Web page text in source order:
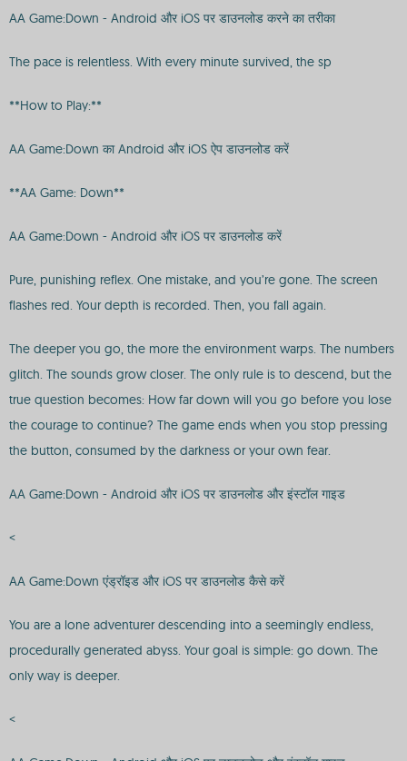
AA Game:Down - Android और iOS पर डाउनलोड करने का तरीका
The pace is relentless. With every minute survived, the sp
**How to Play:**
AA Game:Down का Android और iOS ऐप डाउनलोड करें
**AA Game: Down**
AA Game:Down - Android और iOS पर डाउनलोड करें
Pure, punishing reflex. One mistake, and you’re gone. The screen
flashes red. Your depth is recorded. Then, you fall again.
The deeper you go, the more the environment warps. The numbers
glitch. The sounds grow closer. The only rule is to descend, but the
true question becomes: How far down will you go before you lose
the courage to continue? The game ends when you stop pressing
the button, consumed by the darkness or your own fear.
AA Game:Down - Android और iOS पर डाउनलोड और इंस्टॉल गाइड
<
AA Game:Down एंड्रॉइड और iOS पर डाउनलोड कैसे करें
You are a lone adventurer descending into a seemingly endless,
procedurally generated abyss. Your goal is simple: go down. The
only way is deeper.
<